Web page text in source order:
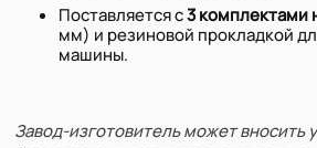
Поставляется с3 комплектами
мм) и резиновой прокладкой
машины.
Завод-изготовитель может вносить